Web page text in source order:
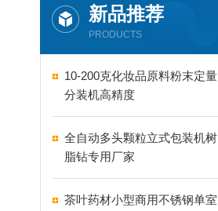
新品推荐
PRODUCTS
10-200克化妆品原料粉末定量
分装机高精度
全自动多头颗粒立式包装机树
脂钻专用厂家
茶叶药材小型商用不锈钢单室